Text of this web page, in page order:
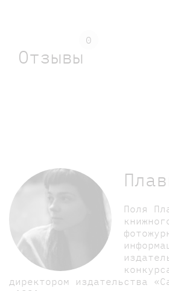
Отзывы
0
Поля
директором издательства